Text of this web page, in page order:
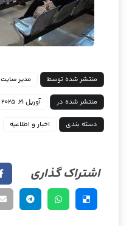
منتشر شده توسط مدیر سایت
منتشر شده در آوریل ۲۱, ۲۰۲۵
دسته بندی اخبار و اطلاعیه